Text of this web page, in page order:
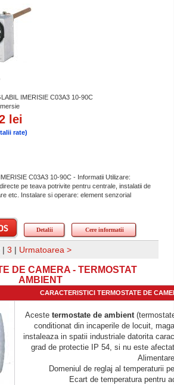
IMERISIE C03A3 10-90C
lei
rate)
C03A3 10-90C - Informatii Utilizare:
pe teava potrivite pentru centrale, instalatii de
etc. Instalare si operare: element senzorial
Detalii Cere informatii
| 3 | Urmatoarea >
DE CAMERA - TERMOSTAT
AMBIENT
CARACTERISTICI TERMOSTATE DE
Aceste termostate de ambient
conditionat din incaperile de locuit,
instaleaza in spatii industriale datorita
grad de protectie IP 54, si nu este
Domeniul de reglaj al temperaturii
Ecart de temperatura pentru